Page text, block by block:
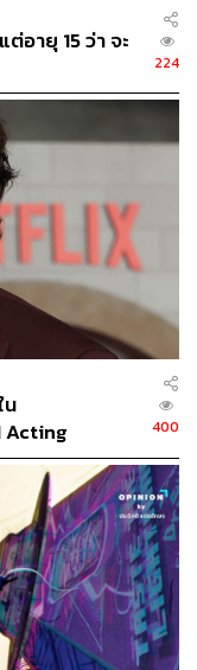
นเรื่องสั้นแนว
รกิจตามล่าสัตว์
เดอุสบรังเกีย’
งในหนัง เพราะใน
ว์ประหลาดถูกจับมา
ด้รู้สึกถึงความแค้น
ไร ซึ่งในเวอร์ชัน
ามเลวร้ายต่างๆ ที่
อนของภารกิจ ซึ่ง
ข้างแปลกและ
รมณ์ที่ผิดไปจากคน
นังสือจะลงลึกไป
ก ‘ความเป็น
าพไปเหมือนคนป่าที่
ได้ และนั่นเป็นอีก
จงชังเดอุสบรังเกีย
ริกแลนด์มากขึ้น ก็
นี้ที่ได้เห็นจากใน
อายุ 15 ว่า จะ
224
น
Acting
400